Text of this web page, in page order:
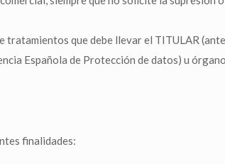
que debe llevar el TITULAR
Española de Protección de datos) u
finalidades: